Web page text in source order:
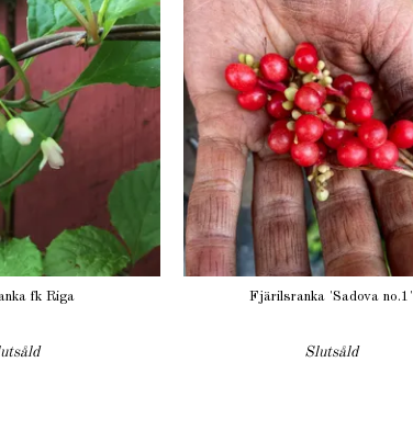
fk Riga Fjärilsranka 'Sadova no.1'
Slutsåld